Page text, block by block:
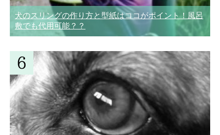
犬のスリングの作り方と型紙はココがポイント！風呂
敷でも代用可能？？